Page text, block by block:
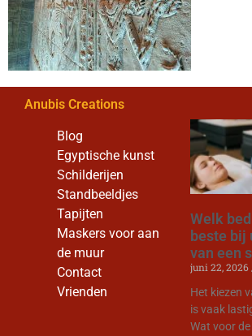
Anubis Creations
Blog
Egyptische kunst
Schilderijen
Standbeeldjes
Tapijten
Maskers voor aan
de muur
Contact
Vrienden
Welk
beste bij
van een
juni 22, 2026
Het kiezen
is vaak
Wat voor